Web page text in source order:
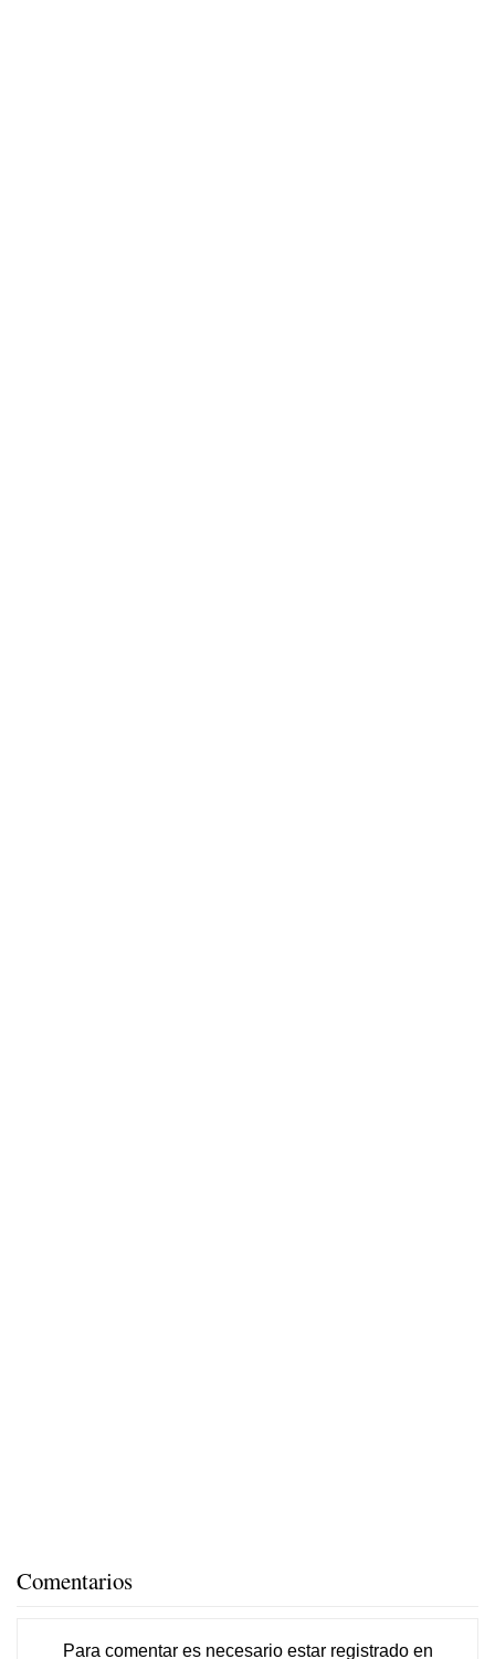
Comentarios
Para comentar es necesario estar registradoen